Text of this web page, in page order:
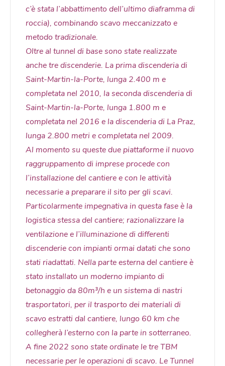
c’è stata l’abbattimento dell’ultimo diaframma di
roccia), combinando scavo meccanizzato e
metodo tradizionale.
Oltre al tunnel di base sono state realizzate
anche tre discenderie. La prima discenderia di
Saint-Martin-la-Porte, lunga 2.400 m e
completata nel 2010, la seconda discenderia di
Saint-Martin-la-Porte, lunga 1.800 m e
completata nel 2016 e la discenderia di La Praz,
lunga 2.800 metri e completata nel 2009.
Al momento su queste due piattaforme il nuovo
raggruppamento di imprese procede con
l’installazione del cantiere e con le attività
necessarie a preparare il sito per gli scavi.
Particolarmente impegnativa in questa fase è la
logistica stessa del cantiere; razionalizzare la
ventilazione e l’illuminazione di differenti
discenderie con impianti ormai datati che sono
stati riadattati. Nella parte esterna del cantiere è
stato installato un moderno impianto di
betonaggio da 80m³/h e un sistema di nastri
trasportatori, per il trasporto dei materiali di
scavo estratti dal cantiere, lungo 60 km che
collegherà l’esterno con la parte in sotterraneo.
A fine 2022 sono state ordinate le tre TBM
necessarie per le operazioni di scavo. Le Tunnel